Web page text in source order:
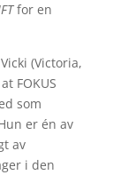
for en
(Victoria,
FOKUS
som
er én av
av
i den